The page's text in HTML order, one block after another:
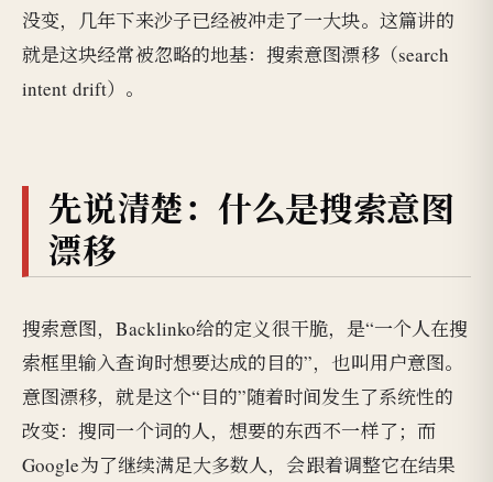
没变，几年下来沙子已经被冲走了一大块。这篇讲的
就是这块经常被忽略的地基：搜索意图漂移（search
intent drift）。
先说清楚：什么是搜索意图
漂移
搜索意图，Backlinko给的定义很干脆，是“一个人在搜
索框里输入查询时想要达成的目的”，也叫用户意图。
意图漂移，就是这个“目的”随着时间发生了系统性的
改变：搜同一个词的人，想要的东西不一样了；而
Google为了继续满足大多数人，会跟着调整它在结果